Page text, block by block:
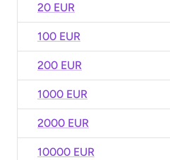
20 EUR
100 EUR
200 EUR
1000 EUR
2000 EUR
10000 EUR